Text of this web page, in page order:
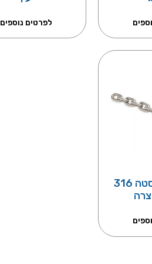
לפרטים נוספים
שרשרת נירוסטה 316